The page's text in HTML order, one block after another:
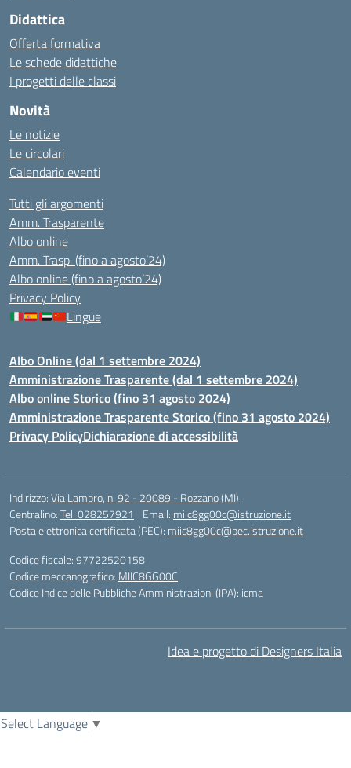
Didattica
Offerta formativa
Le schede didattiche
I progetti delle classi
Novità
Le notizie
Le circolari
Calendario eventi
Tutti gli argomenti
Amm. Trasparente
Albo online
Amm. Trasp. (fino a agosto’24)
Albo online (fino a agosto’24)
Privacy Policy
Lingue
Albo Online (dal 1 settembre 2024)
Amministrazione Trasparente (dal 1 settembre 2024)
Albo online Storico (fino 31 agosto 2024)
Amministrazione Trasparente Storico (fino 31 agosto 2024)
Privacy PolicyDichiarazione di accessibilità
Indirizzo:Via Lambro, n. 92 - 20089 - Rozzano (MI)
Centralino:Tel. 028257921 Email: miic8gg00c@istruzione.it
Posta elettronica certificata (PEC): miic8gg00c@pec.istruzione.it
Codice fiscale: 97722520158
Codice meccanografico: MIIC8GG00C
Codice Indice delle Pubbliche Amministrazioni (IPA): icma
Idea e progetto di Designers Italia
Select Language ▼